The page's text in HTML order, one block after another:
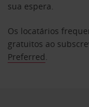
sua espera.
Os locatários
gratuitos ao
Preferred.